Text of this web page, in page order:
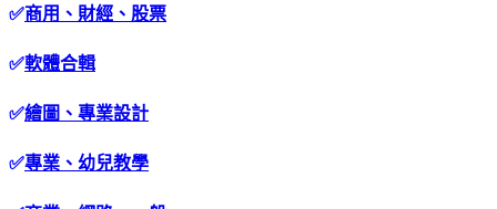
✅商用、財經、股票
✅軟體合輯
✅繪圖、專業設計
✅專業、幼兒教學